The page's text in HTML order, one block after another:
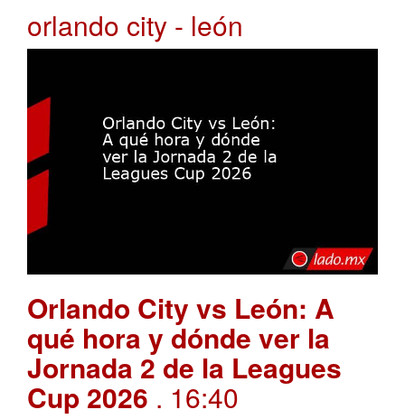
orlando city - león
Orlando City vs León: A
qué hora y dónde ver la
Jornada 2 de la Leagues
Cup 2026 . 16:40